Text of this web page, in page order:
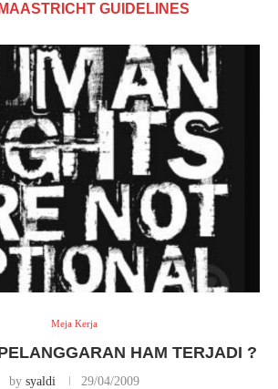
MAASTRICHT GUIDELINES
Meja Kerja
HAM TERJADI ?
by syaldi 29/04/2009